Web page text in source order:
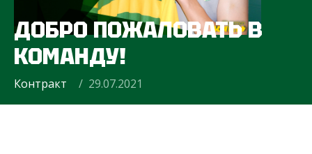
ДОБРО ПОЖАЛОВАТЬ В
КОМАНДУ!
Контракт / 29.07.2021